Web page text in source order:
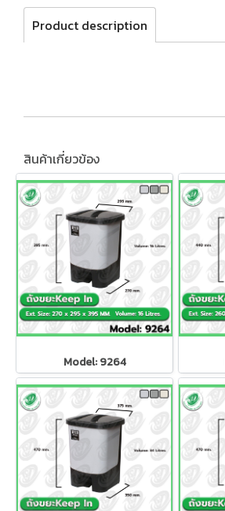
Product description
สินค้าเกี่ยวข้อง
Model: 9264